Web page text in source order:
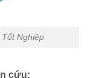
Nghiệp
cứu: